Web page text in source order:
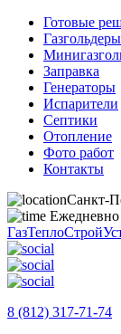
Готовые
Газгольдеры
Заправка
Генераторы
Испарители
Септики
Отопление
Фото работ
Контакты
Санкт-
Ежедневно
ГазТеплоСтрой
8 (812) 317-71-74